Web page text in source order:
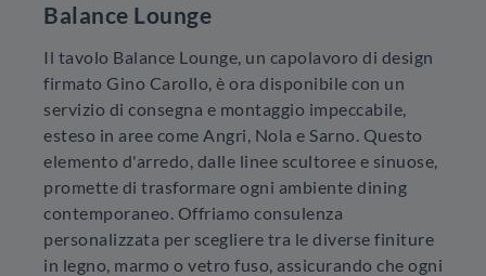
Balance Lounge
Il tavolo Balance Lounge, un capolavoro di design
firmato Gino Carollo, è ora disponibile con un
servizio di consegna e montaggio impeccabile,
esteso in aree come Angri, Nola e Sarno. Questo
elemento d'arredo, dalle linee scultoree e sinuose,
promette di trasformare ogni ambiente dining
contemporaneo. Offriamo consulenza
personalizzata per scegliere tra le diverse finiture
in legno, marmo o vetro fuso, assicurando che ogni